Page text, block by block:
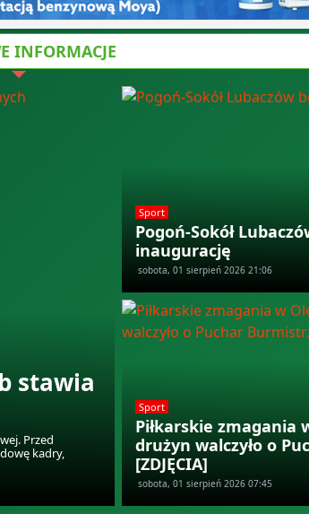
INFORMACJE
stawia
Przed
kadry,
Sport
Pogoń-Sokół
inaugurację
sobota, 01 sierpień 2026 21:06
Sport
Piłkarskie zmagania
drużyn walczyło o
[ZDJĘCIA]
sobota, 01 sierpień 2026 07:45